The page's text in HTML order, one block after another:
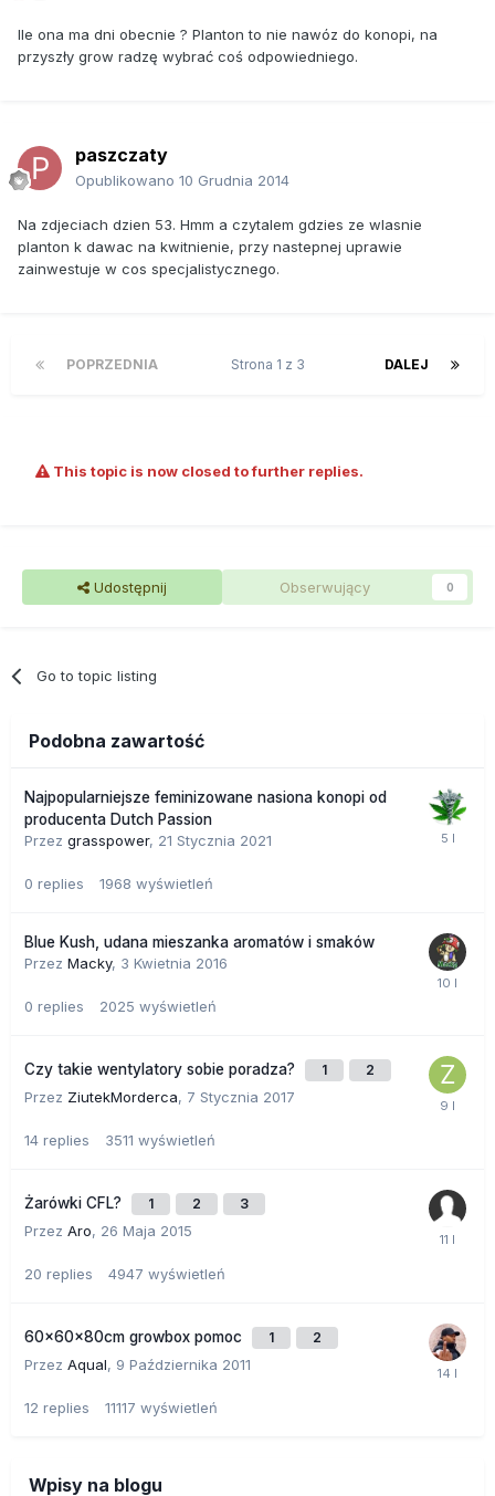
Ile ona ma dni obecnie ? Planton to nie nawóz do konopi, na
przyszły grow radzę wybrać coś odpowiedniego.
paszczaty
Opublikowano 10 Grudnia 2014
Na zdjeciach dzien 53. Hmm a czytalem gdzies ze wlasnie
planton k dawac na kwitnienie, przy nastepnej uprawie
zainwestuje w cos specjalistycznego.
POPRZEDNIA DALEJ
Strona 1 z 3
This topic is now closed to further replies.
Udostępnij Obserwujący 0
Go to topic listing
Podobna zawartość
Najpopularniejsze feminizowane nasiona konopi od
producenta Dutch Passion
Przez grasspower, 21 Stycznia 2021
0 replies 1968 wyświetleń
Blue Kush, udana mieszanka aromatów i smaków
Przez Macky, 3 Kwietnia 2016
0 replies 2025 wyświetleń
Czy takie wentylatory sobie poradza? 1 2
Przez ZiutekMorderca, 7 Stycznia 2017
14 replies 3511 wyświetleń
Żarówki CFL? 1 2 3
Przez Aro, 26 Maja 2015
20 replies 4947 wyświetleń
60x60x80cm growbox pomoc 1 2
Przez Aqual, 9 Października 2011
12 replies 11117 wyświetleń
Wpisy na blogu